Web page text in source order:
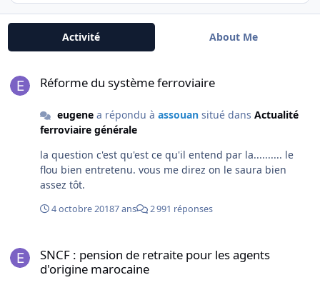
Activité About Me
Réforme du système ferroviaire
eugenea répondu à assouansitué dans Actualité
ferroviaire générale
la question c'est qu'est ce qu'il entend par la.......... le
flou bien entretenu. vous me direz on le saura bien
assez tôt.
4 octobre 20187 ans 2 991 réponses
SNCF : pension de retraite pour les agents
d'origine marocaine